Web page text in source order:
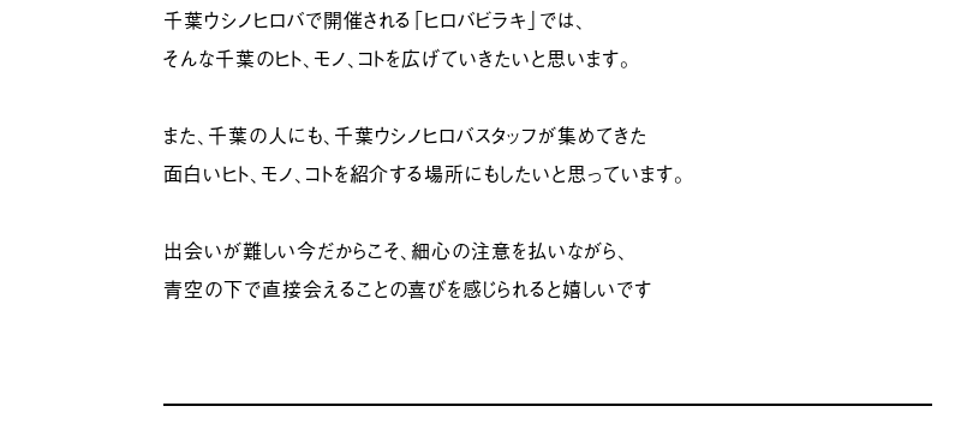
千葉ウシノヒロバで開催される「ヒロバビラキ」では、
そんな千葉のヒト、モノ、コトを広げていきたいと思います。
また、千葉の人にも、千葉ウシノヒロバスタッフが集めてきた
面白いヒト、モノ、コトを紹介する場所にもしたいと思っています。
出会いが難しい今だからこそ、細心の注意を払いながら、
青空の下で直接会えることの喜びを感じられると嬉しいです